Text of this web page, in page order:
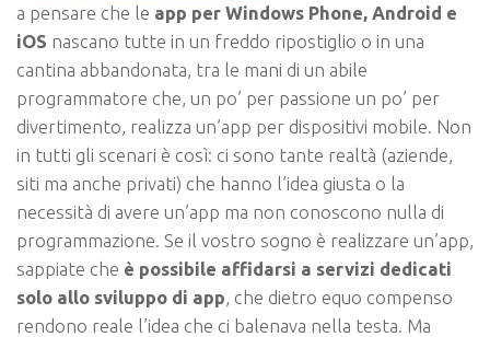
a pensare che le app per Windows Phone, Android e
iOS nascano tutte in un freddo ripostiglio o in una
cantina abbandonata, tra le mani di un abile
programmatore che, un po’ per passione un po’ per
divertimento, realizza un’app per dispositivi mobile. Non
in tutti gli scenari è così: ci sono tante realtà (aziende,
siti ma anche privati) che hanno l’idea giusta o la
necessità di avere un’app ma non conoscono nulla di
programmazione. Se il vostro sogno è realizzare un’app,
sappiate che è possibile affidarsi a servizi dedicati
solo allo sviluppo di app , che dietro equo compenso
rendono reale l’idea che ci balenava nella testa. Ma